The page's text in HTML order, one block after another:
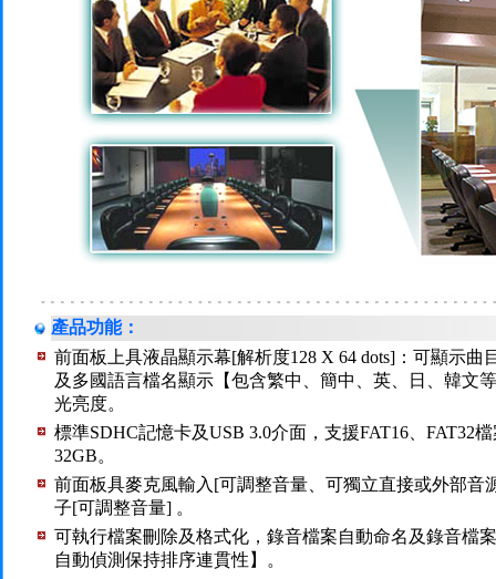
產品功能：
前面板上具液晶顯示幕[解析度128 X 64 dots]：可顯示曲
及多國語言檔名顯示【包含繁中、簡中、英、日、韓文
光亮度。
標準SDHC記憶卡及USB 3.0介面，支援FAT16、FAT32
32GB。
前面板具麥克風輸入[可調整音量、可獨立直接或外部音
子[可調整音量] 。
可執行檔案刪除及格式化，錄音檔案自動命名及錄音檔
自動偵測保持排序連貫性】。